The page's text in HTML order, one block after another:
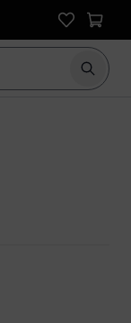
Iniciar